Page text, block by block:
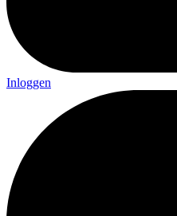
Inloggen